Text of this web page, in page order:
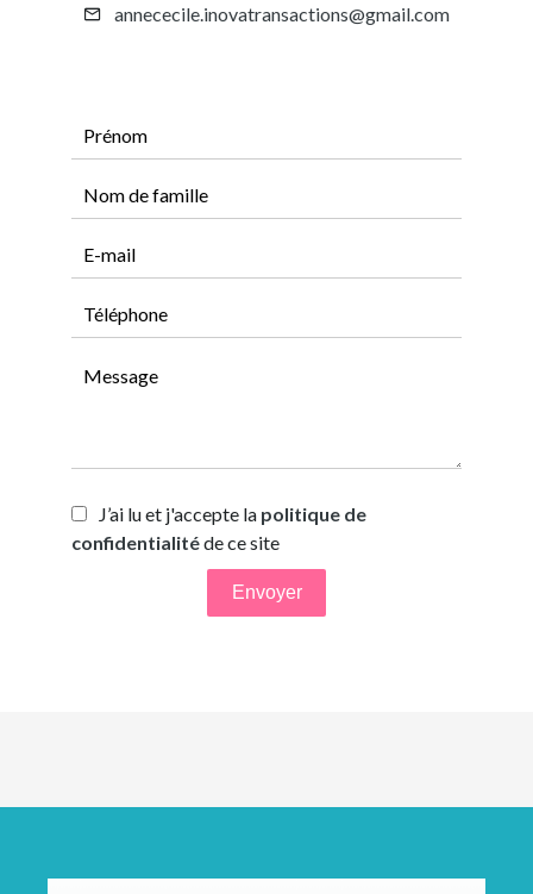
annececile.inovatransactions@gmail.com
J’ai lu et j'accepte la politique de
confidentialitéde ce site
Envoyer